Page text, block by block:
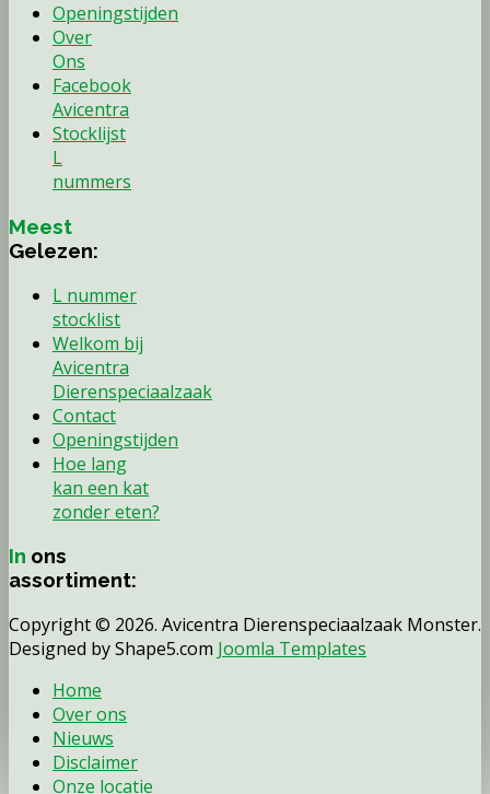
Openingstijden
Over
Ons
Facebook
Avicentra
Stocklijst
L
nummers
Meest
Gelezen:
L nummer
stocklist
Welkom bij
Avicentra
Dierenspeciaalzaak
Contact
Openingstijden
Hoe lang
kan een kat
zonder eten?
In ons
assortiment:
Copyright © 2026. Avicentra Dierenspeciaalzaak Monster.
Designed by Shape5.com Joomla Templates
Home
Over ons
Nieuws
Disclaimer
Onze locatie